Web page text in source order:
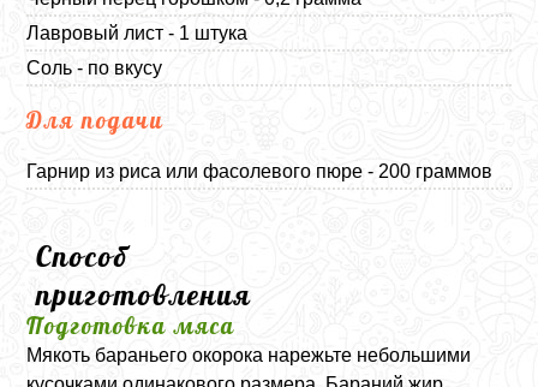
Лавровый лист - 1 штука
Соль - по вкусу
Для подачи
Гарнир из риса или фасолевого пюре - 200 граммов
Способ
приготовления
Подготовка мяса
Мякоть бараньего окорока нарежьте небольшими